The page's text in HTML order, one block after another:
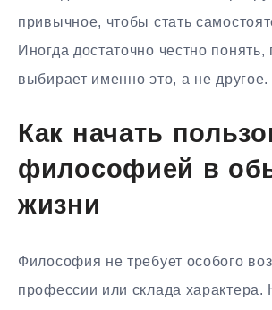
привычное, чтобы стать
Иногда достаточно честно понять,
выбирает именно это, а не другое.
Как начать
философией в
жизни
Философия не требует особого
профессии или склада характера.